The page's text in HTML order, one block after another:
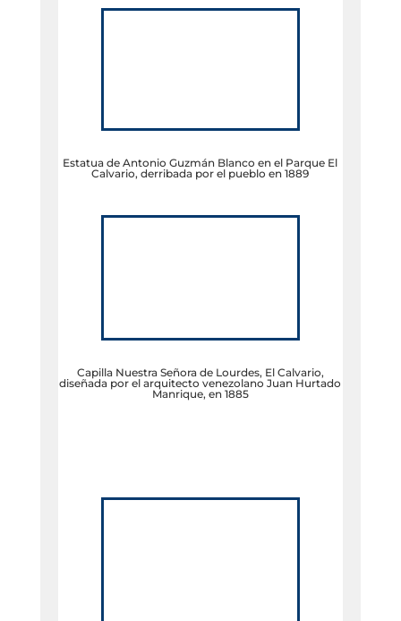
Estatua de Antonio Guzmán Blanco en el Parque El
Calvario, derribada por el pueblo en 1889
Capilla Nuestra Señora de Lourdes, El Calvario,
diseñada por el arquitecto venezolano Juan Hurtado
Manrique, en 1885